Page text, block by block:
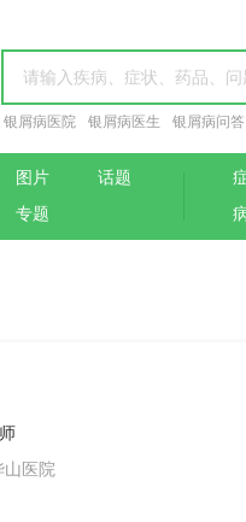
银屑病医院 银屑病医生 银屑病问答
图片
专题
话题
山医院